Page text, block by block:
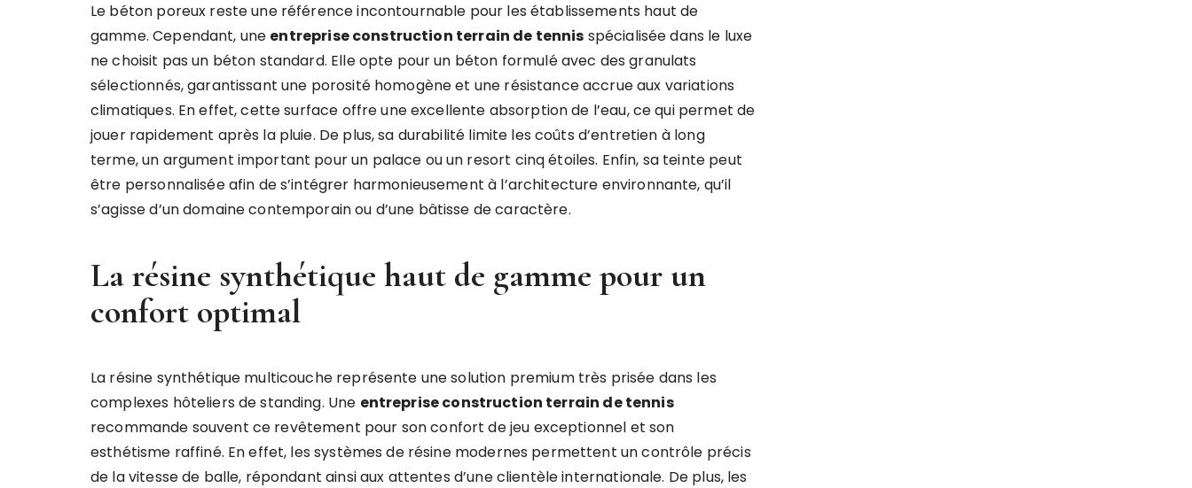
Le béton poreux reste une référence incontournable pour les établissements haut de
gamme. Cependant, une entreprise construction terrain de tennis spécialisée dans le luxe
ne choisit pas un béton standard. Elle opte pour un béton formulé avec des granulats
sélectionnés, garantissant une porosité homogène et une résistance accrue aux variations
climatiques. En effet, cette surface offre une excellente absorption de l’eau, ce qui permet de
jouer rapidement après la pluie. De plus, sa durabilité limite les coûts d’entretien à long
terme, un argument important pour un palace ou un resort cinq étoiles. Enfin, sa teinte peut
être personnalisée afin de s’intégrer harmonieusement à l’architecture environnante, qu’il
s’agisse d’un domaine contemporain ou d’une bâtisse de caractère.
La résine synthétique haut de gamme pour un
confort optimal
La résine synthétique multicouche représente une solution premium très prisée dans les
complexes hôteliers de standing. Une entreprise construction terrain de tennis
recommande souvent ce revêtement pour son confort de jeu exceptionnel et son
esthétisme raffiné. En effet, les systèmes de résine modernes permettent un contrôle précis
de la vitesse de balle, répondant ainsi aux attentes d’une clientèle internationale. De plus, les